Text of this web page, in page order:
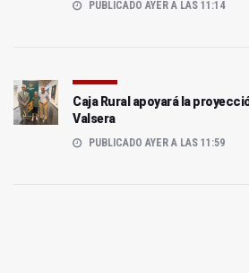
PUBLICADO AYER A LAS 11:14
Caja Rural apoyará la
Valsera
PUBLICADO AYER A LAS 11:59